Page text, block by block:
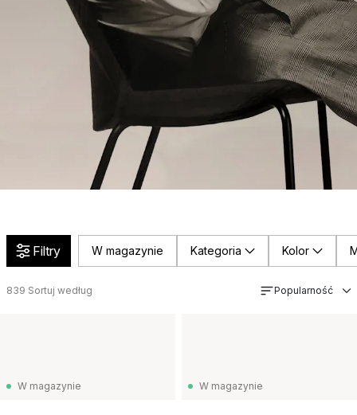
Filtry W magazynie Kategoria Kolor
839 Sortuj według Popularność
W magazynie W magazynie